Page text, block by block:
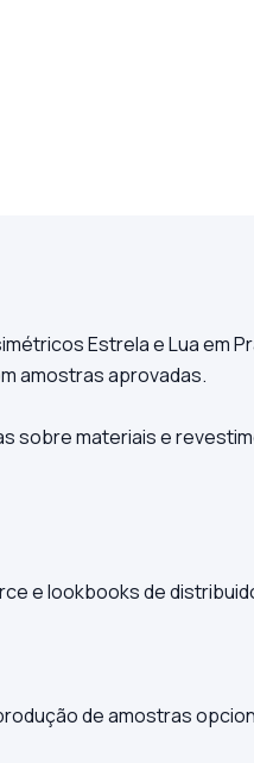
Estrela e Lua em
amostras aprovadas.
sobre materiais e
e lookbooks de
de amostras